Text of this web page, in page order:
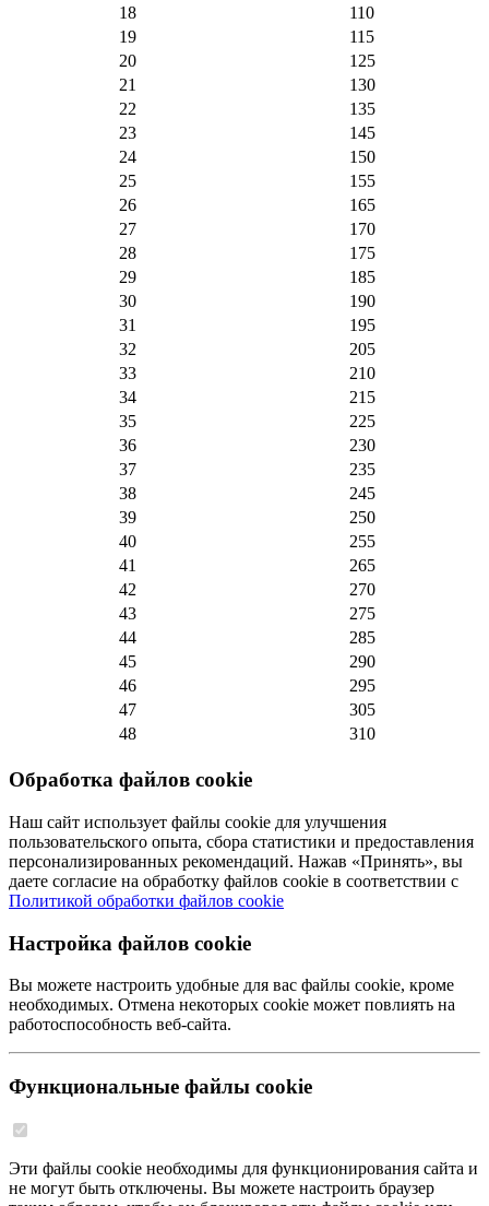
18
110
19
115
20
125
21
130
22
135
23
145
24
150
25
155
26
165
27
170
28
175
29
185
30
190
31
195
32
205
33
210
34
215
35
225
36
230
37
235
38
245
39
250
40
255
41
265
42
270
43
275
44
285
45
290
46
295
47
305
48
310
Обработка файлов cookie
Наш сайт использует файлы cookie для улучшения
пользовательского опыта, сбора статистики и предоставления
персонализированных рекомендаций. Нажав «Принять», вы
даете согласие на обработку файлов cookie в соответствии с
Политикой обработки файлов cookie
Настройка файлов cookie
Вы можете настроить удобные для вас файлы cookie, кроме
необходимых. Отмена некоторых cookie может повлиять на
работоспособность веб-сайта.
Функциональные файлы cookie
Эти файлы cookie необходимы для функционирования сайта и
не могут быть отключены. Вы можете настроить браузер